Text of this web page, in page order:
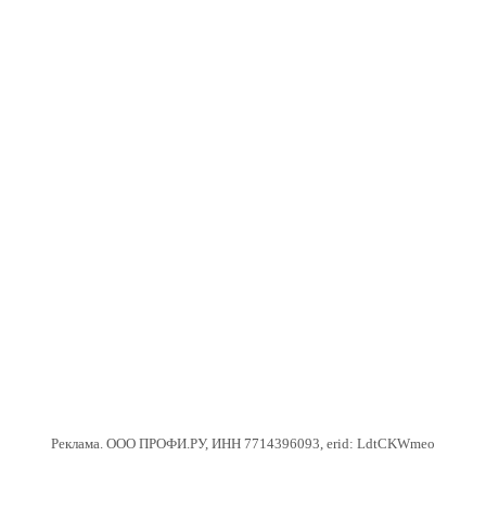
Реклама. ООО ПРОФИ.РУ, ИНН 7714396093, erid: LdtCKWmeo